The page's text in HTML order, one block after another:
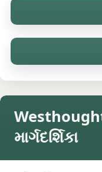
માર્ગદર્શિકા